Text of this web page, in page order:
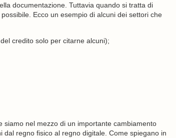
documentazione. Tuttavia quando si tratta di
Ecco un esempio di alcuni dei settori che
credito solo per citarne alcuni);
nel mezzo di un importante cambiamento
regno fisico al regno digitale. Come spiegano in